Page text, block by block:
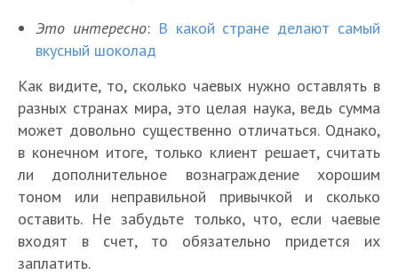
Это интересно: В какой стране делают самый
вкусный шоколад
Как видите, то, сколько чаевых нужно оставлять в
разных странах мира, это целая наука, ведь сумма
может довольно существенно отличаться. Однако,
в конечном итоге, только клиент решает, считать
ли дополнительное вознаграждение хорошим
тоном или неправильной привычкой и сколько
оставить. Не забудьте только, что, если чаевые
входят в счет, то обязательно придется их
заплатить.